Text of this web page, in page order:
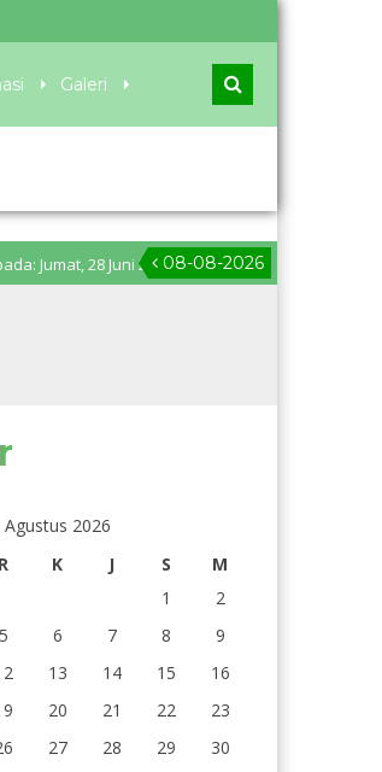
Galeri
08-08-2026
Juni 2024 pukul 11.00 WIB. Pengumuman PPDB:
Agustus 2026
R K J S
M
1
2
5 6 7 8
9
13 14 15
16
20 21 22
23
27 28 29
30